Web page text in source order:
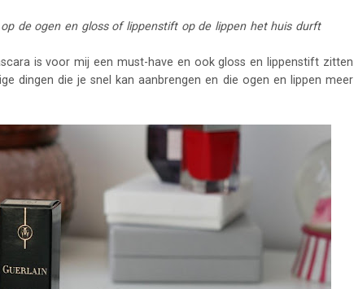
de ogen en gloss of lippenstift op de lippen het huis durft
is voor mij een must-have en ook gloss en lippenstift zitten
dingen die je snel kan aanbrengen en die ogen en lippen meer